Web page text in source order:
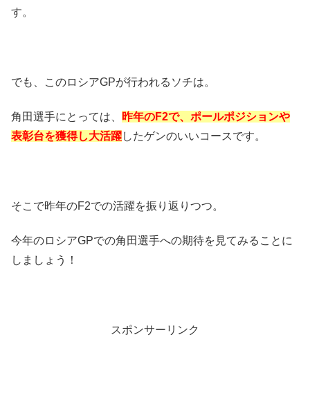
す。
でも、このロシアGPが行われるソチは。
角田選手にとっては、
昨年のF2で、ポールポジションや
表彰台を獲得し大活躍したゲンのいいコースです。
そこで昨年のF2での活躍を振り返りつつ。
今年のロシアGPでの角田選手への期待を見てみることに
しましょう！
スポンサーリンク